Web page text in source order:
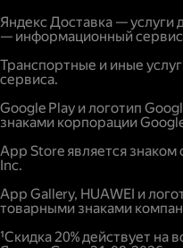
Яндекс Доставка — услуги
— информационный
Транспортные и иные
сервиса.
Google Play и логотип
знаками корпорации
App Store является
Inc.
App Gallery, HUAWEI и
товарными знаками
¹Скидка 20% действует на